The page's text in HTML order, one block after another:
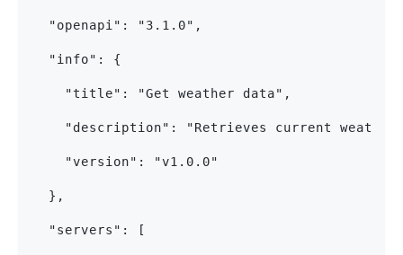
  "openapi": "3.1.0",
  "info": {
    "title": "Get weather data",
"description": "Retrieves current
    "version": "v1.0.0"
  },
  "servers": [